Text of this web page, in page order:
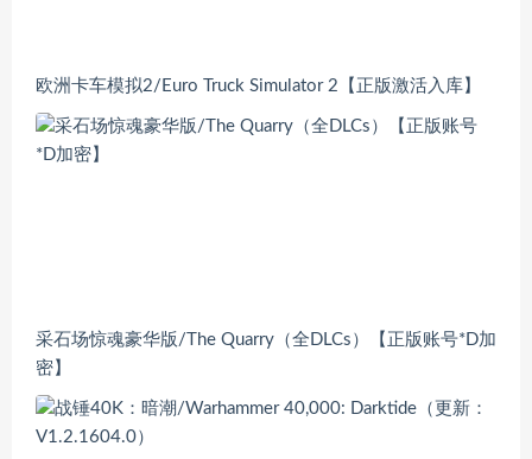
欧洲卡车模拟2/Euro Truck Simulator 2【正版激活入库】
采石场惊魂豪华版/The Quarry（全DLCs）【正版账号*D加
密】